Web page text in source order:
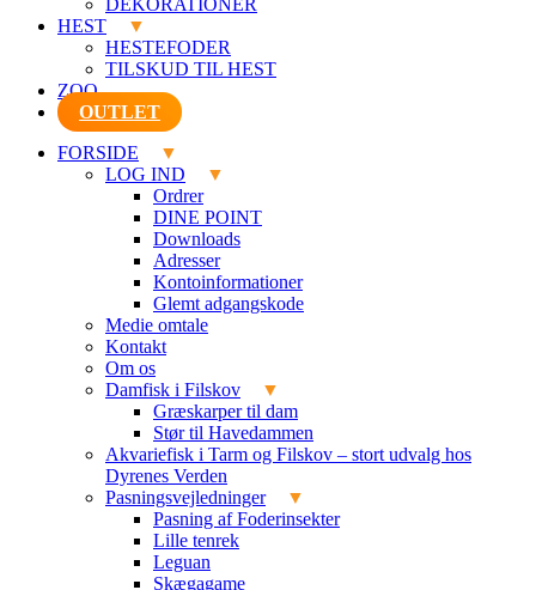
DEKORATIONER
HEST
HESTEFODER
TILSKUD TIL HEST
ZOO
OUTLET
FORSIDE
LOG IND
Ordrer
DINE POINT
Downloads
Adresser
Kontoinformationer
Glemt adgangskode
Medie omtale
Kontakt
Om os
Damfisk i Filskov
Græskarper til dam
Stør til Havedammen
Akvariefisk i Tarm og Filskov – stort udvalg hos
Dyrenes Verden
Pasningsvejledninger
Pasning af Foderinsekter
Lille tenrek
Leguan
Skægagame